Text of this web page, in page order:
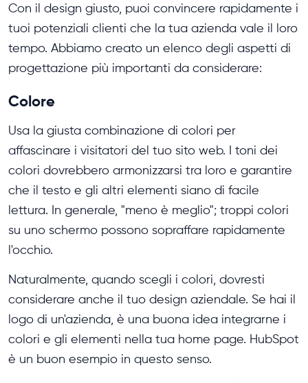
Con il design giusto, puoi convincere rapidamente i
tuoi potenziali clienti che la tua azienda vale il loro
tempo. Abbiamo creato un elenco degli aspetti di
progettazione più importanti da considerare:
Colore
Usa la giusta combinazione di colori per
affascinare i visitatori del tuo sito web. I toni dei
colori dovrebbero armonizzarsi tra loro e garantire
che il testo e gli altri elementi siano di facile
lettura. In generale, "meno è meglio"; troppi colori
su uno schermo possono sopraffare rapidamente
l'occhio.
Naturalmente, quando scegli i colori, dovresti
considerare anche il tuo design aziendale. Se hai il
logo di un'azienda, è una buona idea integrarne i
colori e gli elementi nella tua home page. HubSpot
è un buon esempio in questo senso.